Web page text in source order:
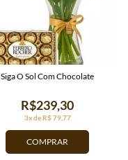
COMPRAR
3x de R$ 79,77
R$239,30
Siga O Sol Com Chocolate